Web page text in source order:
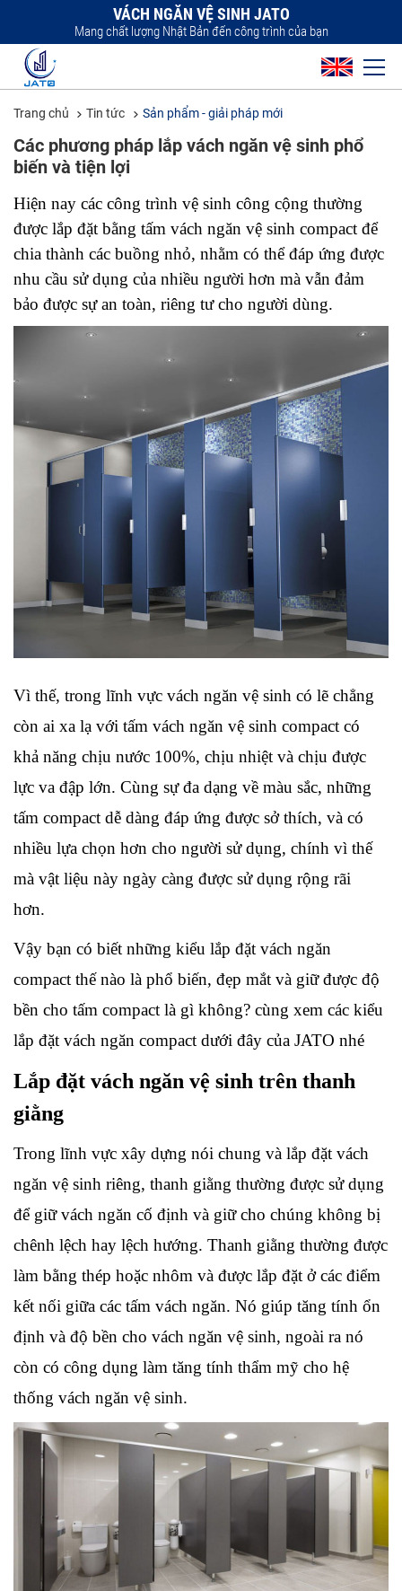
VÁCH NGĂN VỆ SINH JATO
Mang chất lượng Nhật Bản đến công trình của bạn
Trang chủ Tin tức Sản phẩm - giải pháp mới
Các phương pháp lắp vách ngăn vệ sinh phổ
biến và tiện lợi
Hiện nay các công trình vệ sinh công cộng thường
được lắp đặt bằng tấm vách ngăn vệ sinh compact để
chia thành các buồng nhỏ, nhằm có thể đáp ứng được
nhu cầu sử dụng của nhiều người hơn mà vẫn đảm
bảo được sự an toàn, riêng tư cho người dùng.
Vì thế, trong lĩnh vực vách ngăn vệ sinh có lẽ chẳng
còn ai xa lạ với tấm vách ngăn vệ sinh compact có
khả năng chịu nước 100%, chịu nhiệt và chịu được
lực va đập lớn. Cùng sự đa dạng về màu sắc, những
tấm compact dễ dàng đáp ứng được sở thích, và có
nhiều lựa chọn hơn cho người sử dụng, chính vì thế
mà vật liệu này ngày càng được sử dụng rộng rãi
hơn.
Vậy bạn có biết những kiểu lắp đặt vách ngăn
compact thế nào là phổ biến, đẹp mắt và giữ được độ
bền cho tấm compact là gì không? cùng xem các kiểu
lắp đặt vách ngăn compact dưới đây của JATO nhé
Lắp đặt vách ngăn vệ sinh trên thanh
giằng
Trong lĩnh vực xây dựng nói chung và lắp đặt vách
ngăn vệ sinh riêng, thanh giằng thường được sử dụng
để giữ vách ngăn cố định và giữ cho chúng không bị
chênh lệch hay lệch hướng. Thanh giằng thường được
làm bằng thép hoặc nhôm và được lắp đặt ở các điểm
kết nối giữa các tấm vách ngăn. Nó giúp tăng tính ổn
định và độ bền cho vách ngăn vệ sinh, ngoài ra nó
còn có công dụng làm tăng tính thẩm mỹ cho hệ
thống vách ngăn vệ sinh.